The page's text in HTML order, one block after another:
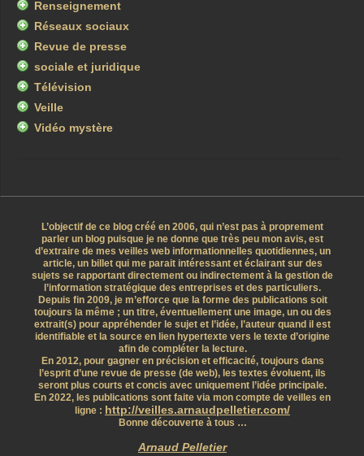
Renseignement
Réseaux sociaux
Revue de presse
sociale et juridique
Télévision
Veille
Vidéo mystère
L’objectif de ce blog créé en 2006, qui n’est pas à proprement
parler un blog puisque je ne donne que très peu mon avis, est
d’extraire de mes veilles web informationnelles quotidiennes, un
article, un billet qui me parait intéressant et éclairant sur des
sujets se rapportant directement ou indirectement à la gestion de
l’information stratégique des entreprises et des particuliers.
Depuis fin 2009, je m’efforce que la forme des publications soit
toujours la même ; un titre, éventuellement une image, un ou des
extrait(s) pour appréhender le sujet et l’idée, l’auteur quand il est
identifiable et la source en lien hypertexte vers le texte d’origine
afin de compléter la lecture.
En 2012, pour gagner en précision et efficacité, toujours dans
l’esprit d’une revue de presse (de web), les textes évoluent, ils
seront plus courts et concis avec uniquement l’idée principale.
En 2022, les publications sont faite via mon compte de veilles en
ligne : http://veilles.arnaudpelletier.com/
Bonne découverte à tous …
Arnaud Pelletier